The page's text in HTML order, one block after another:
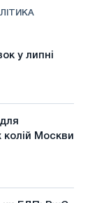
у липні
Москви